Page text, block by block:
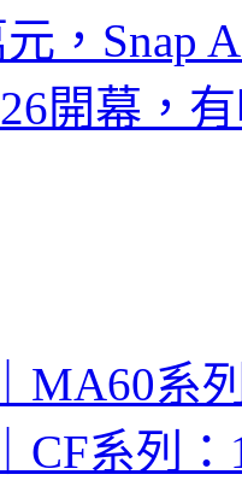
，Snap
開幕，
MA60系
CF系列：